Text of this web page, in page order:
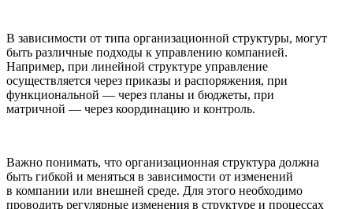
В зависимости от типа организационной структуры, могут
быть различные подходы к управлению компанией.
Например, при линейной структуре управление
осуществляется через приказы и распоряжения, при
функциональной — через планы и бюджеты, при
матричной — через координацию и контроль.
Важно понимать, что организационная структура должна
быть гибкой и меняться в зависимости от изменений
в компании или внешней среде. Для этого необходимо
проводить регулярные изменения в структуре и процессах